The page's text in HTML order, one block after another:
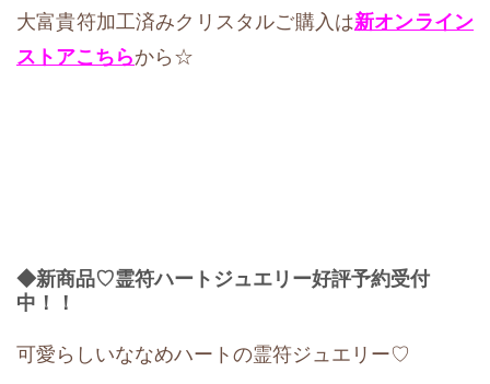
大富貴符加工済みクリスタルご購入は新オンライン
ストアこちらから☆
◆新商品♡霊符ハートジュエリー好評予約受付
中！！
可愛らしいななめハートの霊符ジュエリー♡